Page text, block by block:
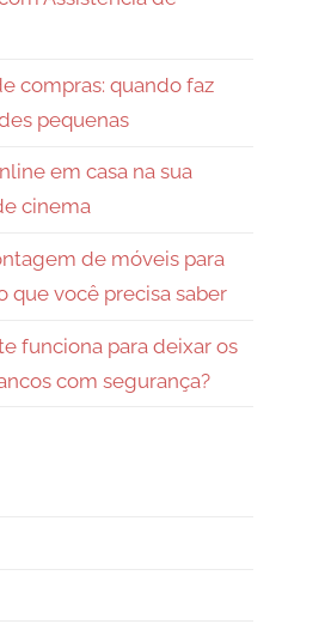
compras: quando faz
pequenas
em casa na sua
cinema
de móveis para
que você precisa saber
funciona para deixar os
com segurança?